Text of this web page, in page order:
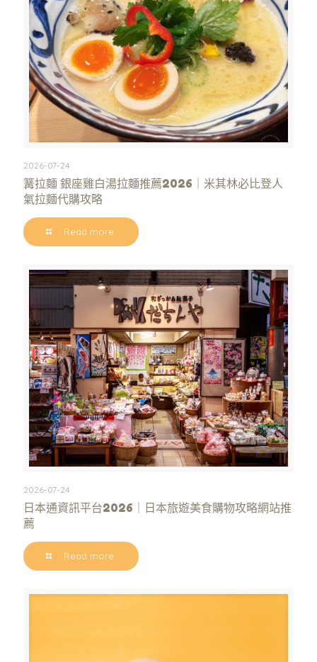
2026-07-24
篝拉麵 銀座雞白湯拉麵推薦2026｜米其林必比登人
氣拉麵代購攻略
Read more
2026-07-24
日本通資訊平台2026｜日本旅遊美食購物攻略網站推
薦
Read more